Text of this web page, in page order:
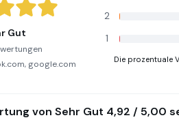
Gut
google.com
2
1
Die prozentuale
von Sehr Gut 4,92 / 5,00